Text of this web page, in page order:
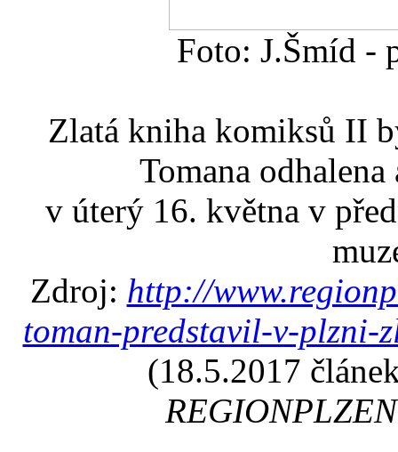
Foto: J.Šmíd -
Zlatá kniha komiksů II
Tomana
v úterý 16. května v
Zdroj: http://
toman-predstavil-v-plzni-
(18.5.2017